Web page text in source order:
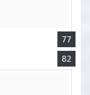
77
82